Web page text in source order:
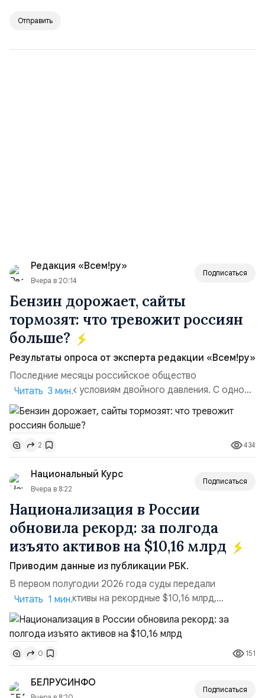
Отправить
Редакция «Всем!ру»
Вчера в 20:14
Подписаться
Бензин дорожает, сайты
тормозят: что тревожит россиян
больше?
Результаты опроса от эксперта редакции «Всем!ру»
Последние месяцы российское общество
адаптируется к условиям двойного давления. С одной
стороны, происходит рост цен на товары первой
необходимости, инфляция и локальные сбои в
поставках бензина. А с другой – технологическая
турбулентность: перебои в работе интернета,
блокировки сайтов, необходимость осваивать VPN и
российские платформы.Что из этого бье...
Читать 3 мин.
2 434
Национальный Курс
Вчера в 8:22
Подписаться
Национализация в России
обновила рекорд: за полгода
изъято активов на $10,16 млрд
Приводим данные из публикации РБК.
В первом полугодии 2026 года суды передали
государству активы на рекордные $10,16 млрд,
подсчитали аналитики AK&M. Это в 2,5 раза больше,
чем за аналогичный период 2025 года ($3,95 млрд).
Всего зафиксировано 15 национализационных
транзакций, которые обеспечили 42,2% денежного
объёма всего российского рынка слияний и
поглощений. Крупнейшей ...
Читать 1 мин.
0 151
БЕЛРУСИНФО
Подписаться